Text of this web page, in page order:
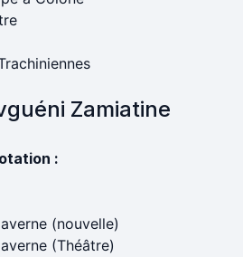
Zamiatine
:
(nouvelle)
(Théâtre)